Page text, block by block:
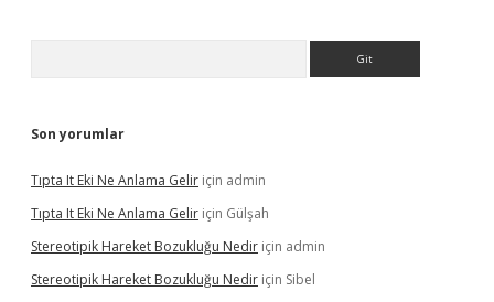
Son yorumlar
Tıpta It Eki Ne Anlama Gelir için admin
Tıpta It Eki Ne Anlama Gelir için Gülşah
Stereotipik Hareket Bozukluğu Nedir için admin
Stereotipik Hareket Bozukluğu Nedir için Sibel